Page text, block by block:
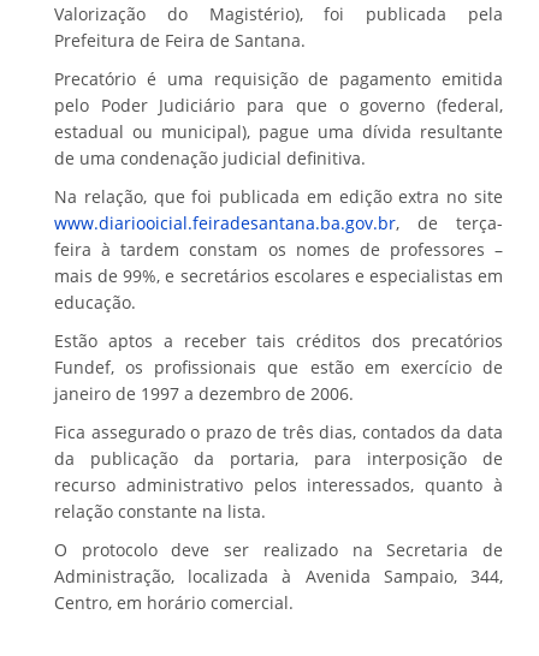
Valorização do Magistério), foi publicada pela
Prefeitura de Feira de Santana.
Precatório é uma requisição de pagamento emitida
pelo Poder Judiciário para que o governo (federal,
estadual ou municipal), pague uma dívida resultante
de uma condenação judicial definitiva.
Na relação, que foi publicada em edição extra no site
www.diariooicial.feiradesantana.ba.gov.br, de terça-
feira à tardem constam os nomes de professores –
mais de 99%, e secretários escolares e especialistas em
educação.
Estão aptos a receber tais créditos dos precatórios
Fundef, os profissionais que estão em exercício de
janeiro de 1997 a dezembro de 2006.
Fica assegurado o prazo de três dias, contados da data
da publicação da portaria, para interposição de
recurso administrativo pelos interessados, quanto à
relação constante na lista.
O protocolo deve ser realizado na Secretaria de
Administração, localizada à Avenida Sampaio, 344,
Centro, em horário comercial.